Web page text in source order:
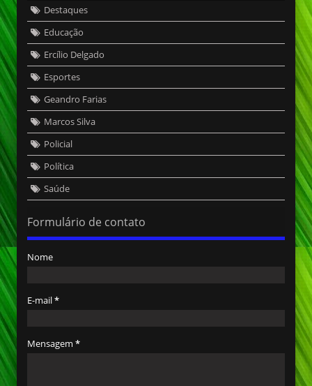
Destaques
Educação
Ercílio Delgado
Esportes
Geandro Farias
Marcos Silva
Policial
Política
Saúde
Formulário de contato
Nome
E-mail*
Mensagem *